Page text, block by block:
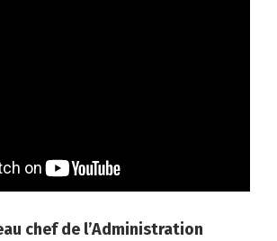
chef de l’Administration